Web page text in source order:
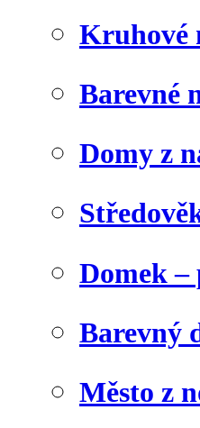
Kruhové
Barevné
Domy z
Domek
Barevný
Město z